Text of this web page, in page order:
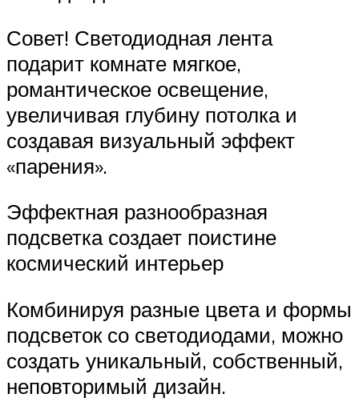
Совет! Светодиодная лента
подарит комнате мягкое,
романтическое освещение,
увеличивая глубину потолка и
создавая визуальный эффект
«парения».
Эффектная разнообразная
подсветка создает поистине
космический интерьер
Комбинируя разные цвета и формы
подсветок со светодиодами, можно
создать уникальный, собственный,
неповторимый дизайн.